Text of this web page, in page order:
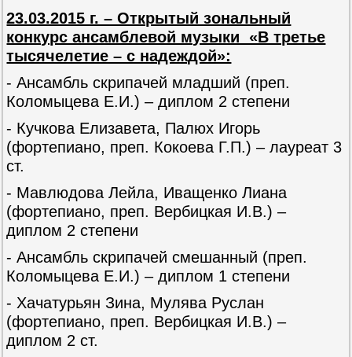
23.03.2015 г. – Открытый зональный
конкурс ансамблевой музыки «В третье
тысячелетие – с надеждой»:
- Ансамбль скрипачей младший (преп.
Коломыцева Е.И.) – диплом 2 степени
- Кучкова Елизавета, Палюх Игорь
(фортепиано, преп. Кокоева Г.П.) – лауреат 3
ст.
- Мавлюдова Лейла, Иващенко Лиана
(фортепиано, преп. Вербицкая И.В.) –
диплом 2 степени
- Ансамбль скрипачей смешанный (преп.
Коломыцева Е.И.) – диплом 1 степени
- Хачатурьян Зина, Мулява Руслан
(фортепиано, преп. Вербицкая И.В.) –
диплом 2 ст.